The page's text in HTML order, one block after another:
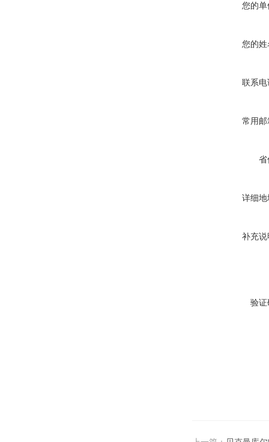
您的单
您的姓
联系电
常用邮
省
详细地
补充说
验证